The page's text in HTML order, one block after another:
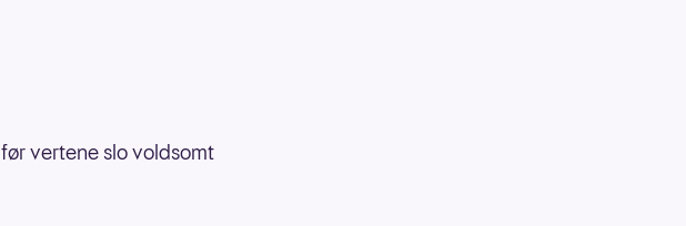
vertene slo voldsomt